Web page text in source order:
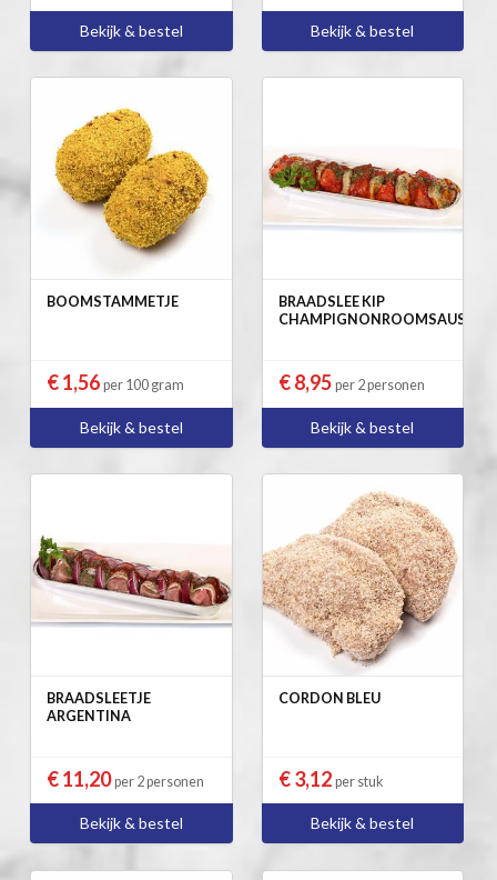
Bekijk & bestel Bekijk & bestel
BOOMSTAMMETJE
€ 1,56 per 100 gram
Bekijk & bestel
BRAADSLEE KIP
CHAMPIGNONROOMSAUS
€ 8,95 per 2 personen
Bekijk & bestel
BRAADSLEETJE
ARGENTINA
€ 11,20per 2 personen
Bekijk & bestel
CORDON BLEU
€ 3,12 per stuk
Bekijk & bestel